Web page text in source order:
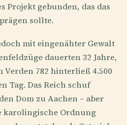
gebunden, das das
sollte.
mit eingenähter Gewalt
dauerten 32 Jahre,
Verden 782 hinterließ 4.500
Tag. Das Reich schuf
Dom zu Aachen – aber
karolingische Ordnung